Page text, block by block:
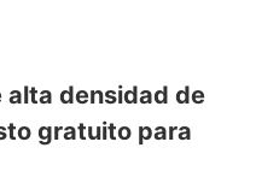
alta densidad de
gratuito para